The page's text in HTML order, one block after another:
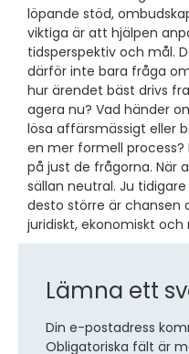
löpande stöd,
viktiga är att hjälpen
tidsperspektiv och mål.
därför inte bara fråga
hur ärendet bäst drivs
agera nu? Vad händer
lösa affärsmässigt eller
en mer formell process?
på just de frågorna. När
sällan neutral. Ju
desto större är
juridiskt, ekonomiskt och
Lämna ett
Din e-postadress
Obligatoriska fält är